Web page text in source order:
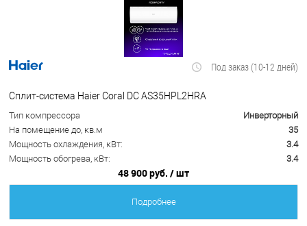
Под заказ (10-12 дней)
Сплит-система Haier Coral DC AS35HPL2HRA
Тип компрессора
Инверторный
На помещение до, кв.м
35
Мощность охлаждения, кВт:
3.4
Мощность обогрева, кВт:
3.4
48 900 руб. / шт
Подробнее